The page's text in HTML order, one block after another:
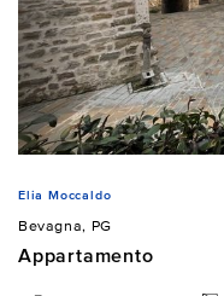
Elia Moccaldo
Bevagna, PG
Appartamento